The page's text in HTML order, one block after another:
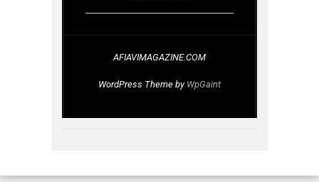
AFIAVIMAGAZINE.COM
WordPress Theme by WpGaint